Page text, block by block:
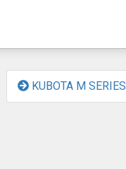
KUBOTA M SERIES